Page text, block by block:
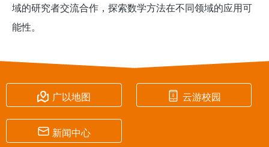
域的研究者交流合作，探索数学方法在不同领域的应用可
能性。
 广以地图  云游校园
 新闻中心